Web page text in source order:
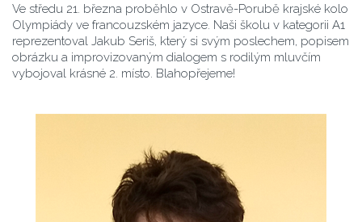
Ve středu 21. března proběhlo v Ostravě-Porubě krajské kolo
Olympiády ve francouzském jazyce. Naši školu v kategorii A1
reprezentoval Jakub Seriš, který si svým poslechem, popisem
obrázku a improvizovaným dialogem s rodilým mluvčím
vybojoval krásné 2. místo. Blahopřejeme!